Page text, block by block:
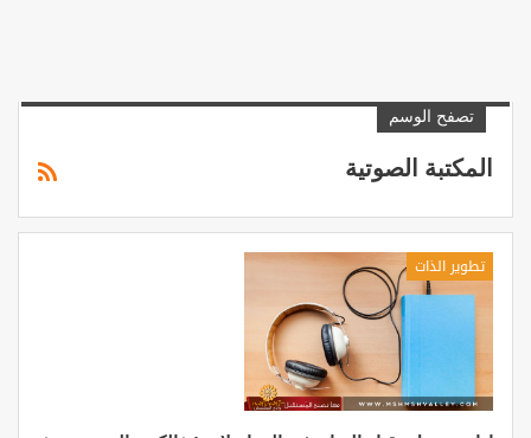
تصفح الوسم
المكتبة الصوتية
تطوير الذات